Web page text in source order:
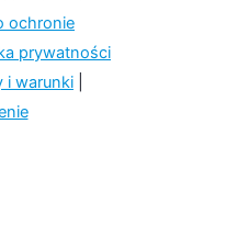
ochronie
prywatności
i warunki